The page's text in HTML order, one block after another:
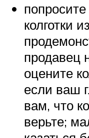
колготки
продавец
оцените
если ваш
вам, что
верьте;